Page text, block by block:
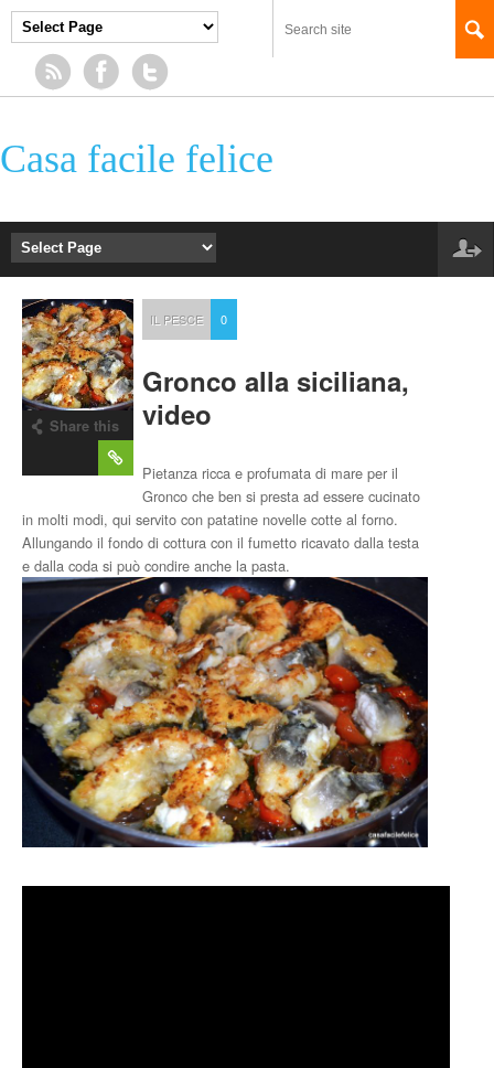
Casa facile felice
Share this
IL PESCE 0
Gronco alla siciliana,
video
Pietanza ricca e profumata di mare per il
Gronco che ben si presta ad essere cucinato
in molti modi, qui servito con patatine novelle cotte al forno.
Allungando il fondo di cottura con il fumetto ricavato dalla testa
e dalla coda si può condire anche la pasta.